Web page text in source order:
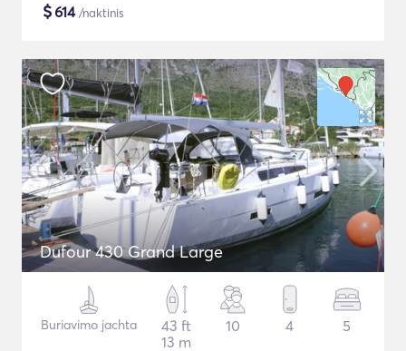
$614/naktinis
Dufour 430 Grand Large
Buriavimo jachta
43 ft
13 m
10 4 5